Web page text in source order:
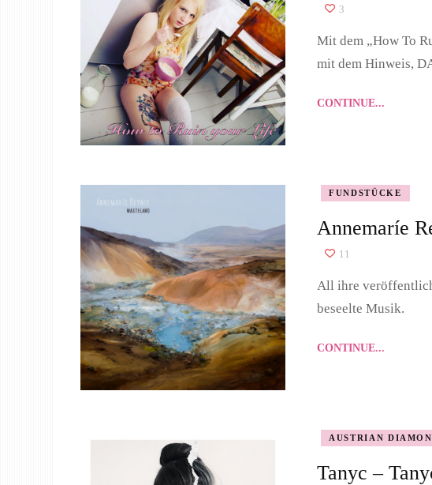
3
Mit dem „How To
mit dem Hinweis,
CONTINUE...
FUNDSTÜCKE
Annemaríe
11
All ihre
beseelte Musik.
CONTINUE...
AUSTRIAN
Tanyc –